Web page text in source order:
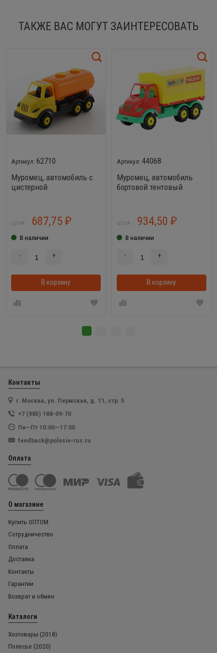
ТАКЖЕ ВАС МОГУТ ЗАИНТЕРЕСОВАТЬ
62710
Муромец, автомобиль с
цистерной
ЦЕНА: 687,75 ₽
В наличии
- +
В корзину В корзинке
44068
Муромец, автомобиль
бортовой тентовый
ЦЕНА: 934,50 ₽
В наличии
- +
В корзину
Контакты
г. Москва, ул. Пермская, д. 11, стр. 5
+7 (985) 188-09-70
Пн—Пт 10:00—17:00
feedback@polesie-rus.ru
Оплата
О магазине
Купить ОПТОМ
Сотрудничество
Оплата
Доставка
Контакты
Гарантии
Возврат и обмен
Каталоги
Хозтовары (2018)
Полесье (2020)